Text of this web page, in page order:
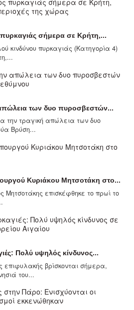
σήμερα σε Κρήτη,...
κινδύνου πυρκαγιάς (Κατηγορία 4)
των δυο πυροσβεστών...
την τραγική απώλεια των δυο
Βρύση...
Κυριάκου Μητσοτάκη στο...
Μητσοτάκης επισκέφθηκε το πρωί το
Πολύ υψηλός κίνδυνος...
βρίσκονται σήμερα,
του...